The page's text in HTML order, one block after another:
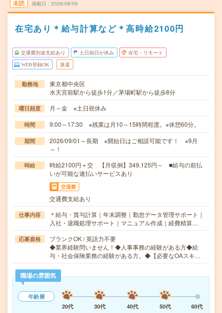
未読 掲載日 2026/08/09
在宅あり＊給与計算など＊高時給2100円
交通費別途支給あり 土日祝日が休み 在宅・リモート
WEB登録OK 派遣
勤務地
東京都中央区
水天宮前駅から徒歩1分／茅場町駅から徒歩8分
曜日頻度 月～金 ※土日祝休み
時間 9:00～17:30 ※残業は月10～15時間程度。※休憩60分。
期間
2026/09/01～長期 ※開始日はご相談可能です！ ※9月
～！
時給
時給2100円＋交 【月収例】349,125円～ ■給与の前払
いが可能な速払いサービスあり
交通費
交通費支給あり
仕事内容
＊給与・賞与計算｜年末調整｜勤怠データ管理サポート｜
入社・退職処理サポート｜マニュアル作成｜経費精算…
応募資格
ブランクOK / 英語力不要
◆業界経験問いません！◆人事事務の経験がある方◆給
与・社会保険業務の経験がある方。◆【必要なOAスキ…
職場の雰囲気
年齢層
20代
30代 40代 50代 60代